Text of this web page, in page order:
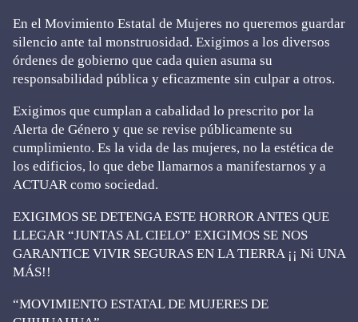
En el Movimiento Estatal de Mujeres no queremos guardar
silencio ante tal monstruosidad. Exigimos a los diversos
órdenes de gobierno que cada quien asuma su
responsabilidad pública y eficazmente sin culpar a otros.
Exigimos que cumplan a cabalidad lo prescrito por la
Alerta de Género y que se revise públicamente su
cumplimiento. Es la vida de las mujeres, no la estética de
los edificios, lo que debe llamarnos a manifestarnos y a
ACTUAR como sociedad.
EXIGIMOS SE DETENGA ESTE HORROR ANTES QUE
LLEGAR “JUNTAS AL CIELO” EXIGIMOS SE NOS
GARANTICE VIVIR SEGURAS EN LA TIERRA ¡¡ Ni UNA
MÁS!!
“MOVIMIENTO ESTATAL DE MUJERES DE